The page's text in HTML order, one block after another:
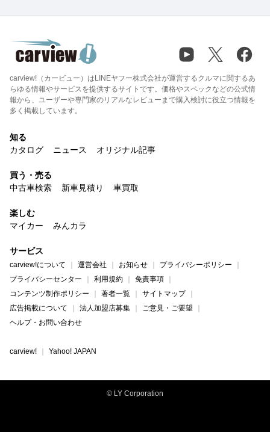
carview!（カービュー）はLINEヤフー株式会社が運営するクルマに関するあ
らゆる情報やサービスを提供するサイトです。価格やスペックなどの公式情
報から、ユーザーや専門家のリアルなレビューまで購入検討に役立つ情報を
多く掲載しています。
知る
カタログ
ニュース オリジナル記事
買う・売る
中古車検索
新車見積り 車買取
楽しむ
マイカー
みんカラ
サービス
carview!について 運営会社 お知らせ
プライバシーポリシー
プライバシーセンター
利用規約
免責事項
コンテンツ制作ポリシー
著者一覧
サイトマップ
広告掲載について
法人加盟店募集
ご意見・ご要望
ヘルプ・お問い合わせ
carview! Yahoo! JAPAN
© LY Corporation